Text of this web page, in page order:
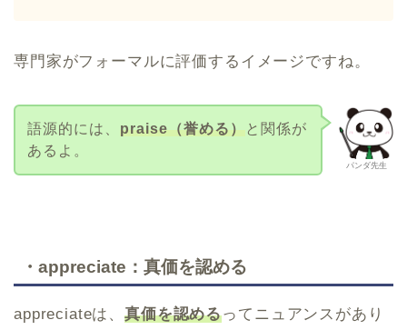
専門家がフォーマルに評価するイメージですね。
パンダ先生
語源的には、 praise（誉める）
と関係が
あるよ。
・appreciate：真価を認める
appreciateは、真価を認めるってニュアンスがあり